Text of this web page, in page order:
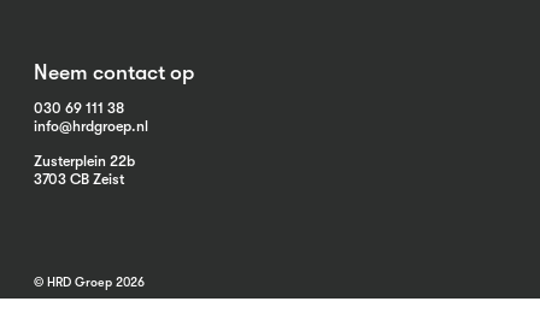
Neem contact op
030 69 111 38
info@hrdgroep.nl
Zusterplein 22b
3703 CB Zeist
© HRD Groep 2026